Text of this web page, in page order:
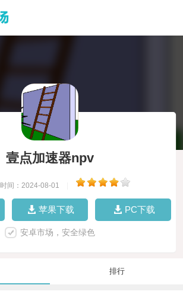
壹点加速器npv
时间：2024-08-01
苹果下载 PC下载
安卓市场，安全绿色
排行